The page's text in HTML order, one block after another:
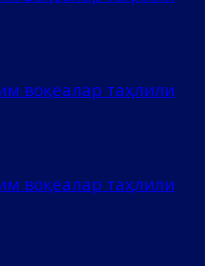
воқеалар таҳлили
воқеалар таҳлили